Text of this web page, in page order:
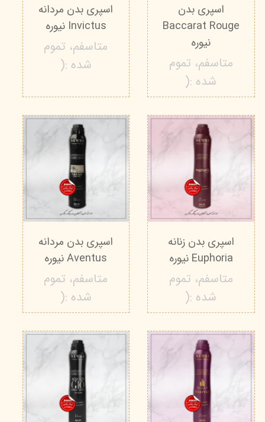
اسپری بدن
Baccarat Rouge
نیوره
متاسفم، تموم
شده :(
اسپری بدن مردانه
Invictus نیوره
متاسفم، تموم
شده :(
اسپری بدن زنانه
Euphoria نیوره
متاسفم، تموم
شده :(
اسپری بدن مردانه
Aventus نیوره
متاسفم، تموم
شده :(